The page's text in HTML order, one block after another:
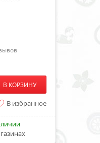
+
В КОРЗИНУ
В избранное